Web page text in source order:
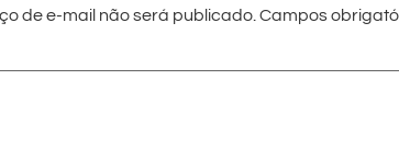
de e-mail não será publicado. Campos